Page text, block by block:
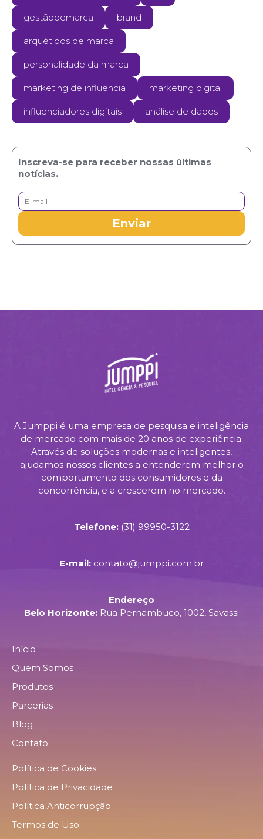
gestãodemarca brand
arquétipos de marca
personalidade da marca
marketing de influência marketing digital
influenciadores digitais análise de dados
Inscreva-se para receber nossas últimas
notícias.
A Jumppi é uma empresa de pesquisa e inteligência
de mercado com mais de 20 anos de experiência.
Através de soluções modernas e inteligentes,
ajudamos nossos clientes a entenderem melhor o
comportamento dos consumidores e da
concorrência, e a crescerem no mercado.
Telefone: (31) 99950-3122
E-mail: contato@jumppi.com.br
Endereço
Belo Horizonte: Rua Pernambuco, 1002, Savassi
Início
Quem Somos
Produtos
Parcerias
Blog
Contato
Política de Cookies
Política de Privacidade
Política Anticorrupção
Termos de Uso